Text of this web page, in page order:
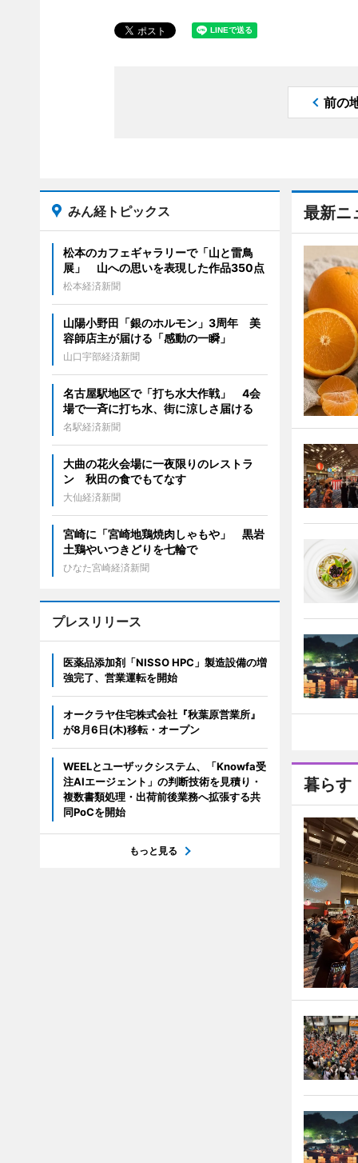
前の
最新ニ
暮らす
みん経トピックス
松本のカフェギャラリーで「山と雷鳥
展」 山への思いを表現した作品350点
松本経済新聞
山陽小野田「銀のホルモン」3周年 美
容師店主が届ける「感動の一瞬」
山口宇部経済新聞
名古屋駅地区で「打ち水大作戦」 4会
場で一斉に打ち水、街に涼しさ届ける
名駅経済新聞
大曲の花火会場に一夜限りのレストラ
ン 秋田の食でもてなす
大仙経済新聞
宮崎に「宮崎地鶏焼肉しゃもや」 黒岩
土鶏やいつきどりを七輪で
ひなた宮崎経済新聞
プレスリリース
医薬品添加剤「NISSO HPC」製造設備の増
強完了、営業運転を開始
オークラヤ住宅株式会社『秋葉原営業所』
が8月6日(木)移転・オープン
WEELとユーザックシステム、「Knowfa受
注AIエージェント」の判断技術を見積り・
複数書類処理・出荷前後業務へ拡張する共
同PoCを開始
もっと見る